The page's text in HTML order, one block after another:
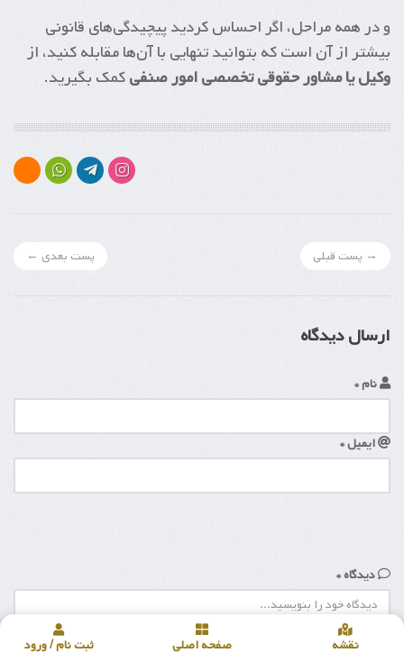
و در همه مراحل، اگر احساس کردید پیچیدگی‌های قانونی
بیشتر از آن است که بتوانید تنهایی با آن‌ها مقابله کنید، از
وکیل یا مشاور حقوقی تخصصی امور صنفیکمک بگیرید.
→ پست قبلی پست بعدی ←
ارسال دیدگاه
نام *
ایمیل *
دیدگاه *
نقشه صفحه اصلی ثبت نام / ورود